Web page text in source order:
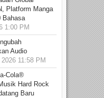
Platform Manga
Bahasa
1:00 PM
Audio
11:58 PM
Cola®
Hard Rock
Baru